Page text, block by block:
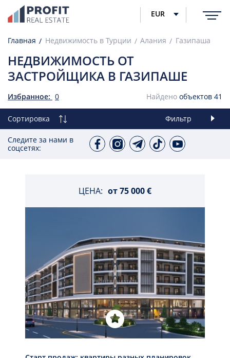
EUR
Главная Недвижимость в Турции Алания Газипаша
НЕДВИЖИМОСТЬ ОТ
ЗАСТРОЙЩИКА В ГАЗИПАШЕ
Избранное: 0 Найдено объектов 41
Сортировка Фильтр
Следите за нами в
соцсетях:
ЦЕНА: от75 000 €